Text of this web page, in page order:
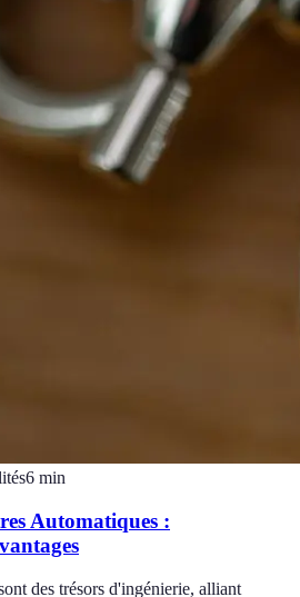
6 min
Automatiques :
des trésors d'ingénierie, alliant